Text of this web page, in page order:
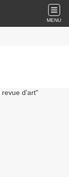
MENU